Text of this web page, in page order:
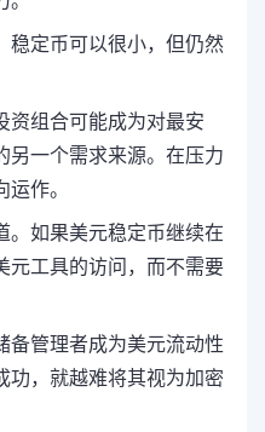
稳定币可以很小，但仍然
资组合可能成为对最安
另一个需求来源。在压力
作。
。如果美元稳定币继续在
元工具的访问，而不需要
备管理者成为美元流动性
功，就越难将其视为加密